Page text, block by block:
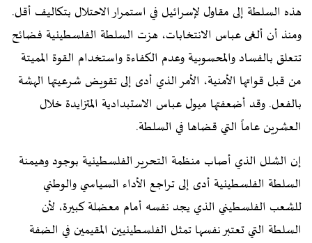
هذه السلطة إلى مقاول لإسرائيل في استمرار الاحتلال بتكاليف أقل.
ومنذ أن ألغى عباس الانتخابات، هزت السلطة الفلسطينية فضائح
تتعلق بالفساد والمحسوبية وعدم الكفاءة واستخدام القوة المميتة
من قبل قواتها الأمنية، الأمر الذي أدى إلى تقويض شرعيتها الهشة
بالفعل. وقد أضعفتها ميول عباس الاستبدادية المتزايدة خلال
العشرين عاماً التي قضاها في السلطة.
إن الشلل الذي أصاب منظمة التحرير الفلسطينية بوجود وهيمنة
السلطة الفلسطينية أدى إلى تراجع الأداء السياسي والوطني
للشعب الفلسطيني الذي يجد نفسه أمام معضلة كبيرة، لأن
السلطة التي تعتبر نفسها تمثل الفلسطينيين المقيمين في الضفة